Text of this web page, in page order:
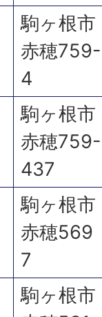
駒ヶ根市
赤穂759-
4
駒ヶ根市
赤穂759-
437
駒ヶ根市
赤穂569
7
駒ヶ根市